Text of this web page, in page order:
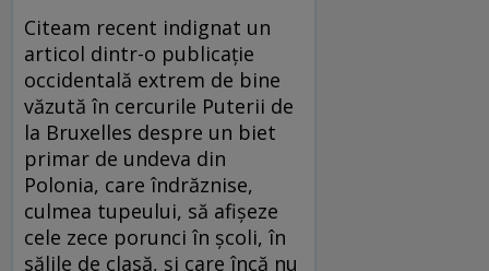
Citeam recent indignat un
articol dintr-o publicație
occidentală extrem de bine
văzută în cercurile Puterii de
la Bruxelles despre un biet
primar de undeva din
Polonia, care îndrăznise,
culmea tupeului, să afișeze
cele zece porunci în școli, în
sălile de clasă, și care încă nu